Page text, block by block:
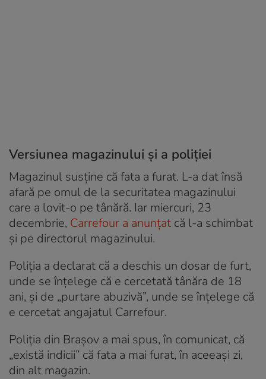
Versiunea magazinului și a poliției
Magazinul susține că fata a furat. L-a dat însă
afară pe omul de la securitatea magazinului
care a lovit-o pe tânără. Iar miercuri, 23
decembrie, Carrefour a anunțat că l-a schimbat
și pe directorul magazinului.
Poliția a declarat că a deschis un dosar de furt,
unde se înțelege că e cercetată tânăra de 18
ani, și de „purtare abuzivă”, unde se înțelege că
e cercetat angajatul Carrefour.
Poliția din Brașov a mai spus, în comunicat, că
„există indicii” că fata a mai furat, în aceeași zi,
din alt magazin.